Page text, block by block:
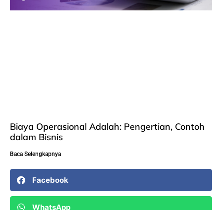
Biaya Operasional Adalah: Pengertian, Contoh
dalam Bisnis
Baca Selengkapnya
Facebook
WhatsApp